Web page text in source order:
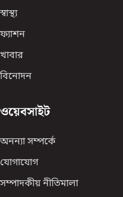
স্বাস্থ্য
ফ্যাশন
খাবার
বিনোদন
ওয়েবসাইট
অনন্যা সম্পর্কে
যোগাযোগ
সম্পাদকীয় নীতিমালা